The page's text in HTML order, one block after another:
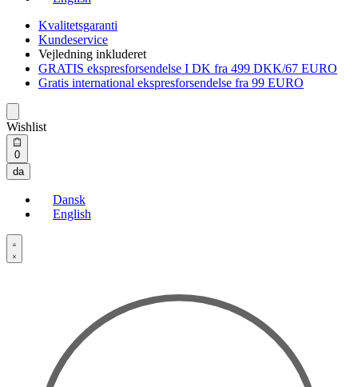
Kvalitetsgaranti
Kundeservice
Vejledning inkluderet
GRATIS ekspresforsendelse I DK fra 499 DKK/67 EURO
Gratis international ekspresforsendelse fra 99 EURO
Wishlist
0Open
cart
da
Dansk
English
Open
Account
details